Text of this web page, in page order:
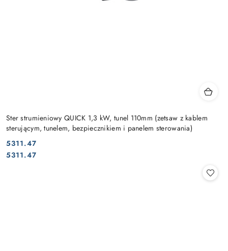
Ster strumieniowy QUICK 1,3 kW, tunel 110mm (zetsaw z kablem
sterującym, tunelem, bezpiecznikiem i panelem sterowania)
Cena:
5311.47
Cena:
5311.47